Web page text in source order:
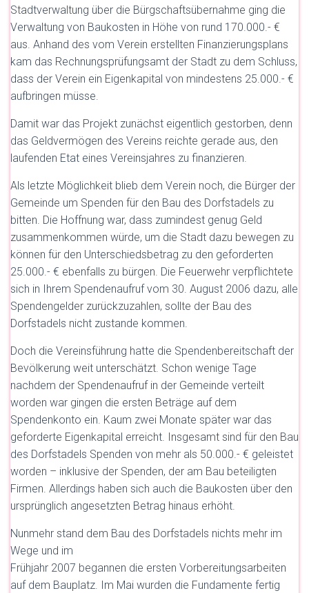
Stadtverwaltung über die Bürgschaftsübernahme ging die
Verwaltung von Baukosten in Höhe von rund 170.000.- €
aus. Anhand des vom Verein erstellten Finanzierungsplans
kam das Rechnungsprüfungsamt der Stadt zu dem Schluss,
dass der Verein ein Eigenkapital von mindestens 25.000.- €
aufbringen müsse.
Damit war das Projekt zunächst eigentlich gestorben, denn
das Geldvermögen des Vereins reichte gerade aus, den
laufenden Etat eines Vereinsjahres zu finanzieren.
Als letzte Möglichkeit blieb dem Verein noch, die Bürger der
Gemeinde um Spenden für den Bau des Dorfstadels zu
bitten. Die Hoffnung war, dass zumindest genug Geld
zusammenkommen würde, um die Stadt dazu bewegen zu
können für den Unterschiedsbetrag zu den geforderten
25.000.- € ebenfalls zu bürgen. Die Feuerwehr verpflichtete
sich in Ihrem Spendenaufruf vom 30. August 2006 dazu, alle
Spendengelder zurückzuzahlen, sollte der Bau des
Dorfstadels nicht zustande kommen.
Doch die Vereinsführung hatte die Spendenbereitschaft der
Bevölkerung weit unterschätzt. Schon wenige Tage
nachdem der Spendenaufruf in der Gemeinde verteilt
worden war gingen die ersten Beträge auf dem
Spendenkonto ein. Kaum zwei Monate später war das
geforderte Eigenkapital erreicht. Insgesamt sind für den Bau
des Dorfstadels Spenden von mehr als 50.000.- € geleistet
worden – inklusive der Spenden, der am Bau beteiligten
Firmen. Allerdings haben sich auch die Baukosten über den
ursprünglich angesetzten Betrag hinaus erhöht.
Nunmehr stand dem Bau des Dorfstadels nichts mehr im
Wege und im
Frühjahr 2007 begannen die ersten Vorbereitungsarbeiten
auf dem Bauplatz. Im Mai wurden die Fundamente fertig